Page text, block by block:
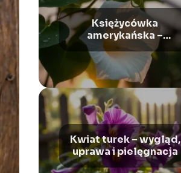
Księżycówka
amerykańska –
wygląd, uprawa,
pielęgnacja
Kwiat turek – wygląd,
uprawa i pielęgnacja